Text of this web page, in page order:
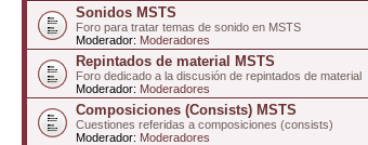
Sonidos MSTS
Foro para tratar temas de sonido en MSTS
Moderador: Moderadores
Repintados de material MSTS
Foro dedicado a la discusión de repintados de material
Moderador: Moderadores
Composiciones (Consists) MSTS
Cuestiones referidas a composiciones (consists)
Moderador: Moderadores